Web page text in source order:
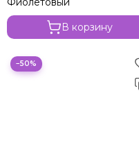
В корзину
−50%